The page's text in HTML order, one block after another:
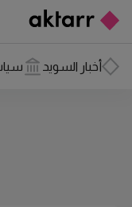
أخبار السويد